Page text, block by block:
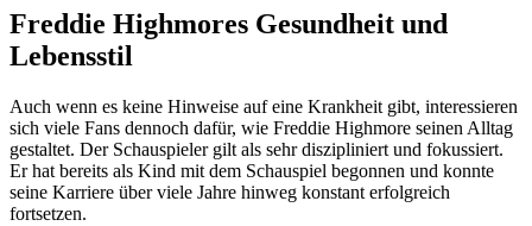
Freddie Highmores Gesundheit und
Lebensstil
Auch wenn es keine Hinweise auf eine Krankheit gibt, interessieren
sich viele Fans dennoch dafür, wie Freddie Highmore seinen Alltag
gestaltet. Der Schauspieler gilt als sehr diszipliniert und fokussiert.
Er hat bereits als Kind mit dem Schauspiel begonnen und konnte
seine Karriere über viele Jahre hinweg konstant erfolgreich
fortsetzen.